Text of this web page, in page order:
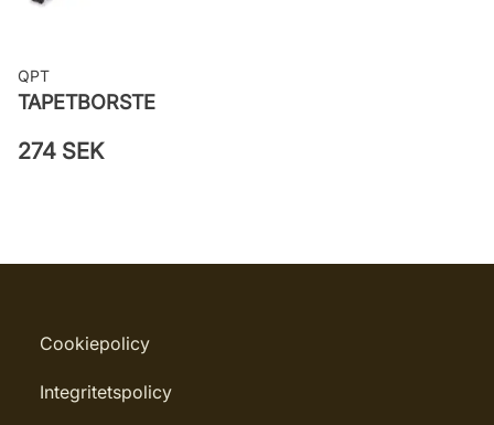
QPT
TAPETBORSTE
274 SEK
Cookiepolicy
Integritetspolicy